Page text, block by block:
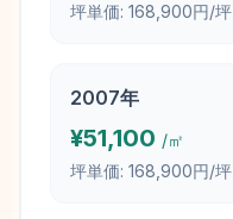
坪単価: 168,900円/坪
2007年
¥51,100 /㎡
坪単価: 168,900円/坪